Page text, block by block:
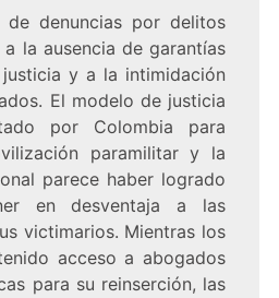
de denuncias por delitos
a la ausencia de garantías
y a la intimidación
El modelo de justicia
por Colombia para
paramilitar y la
parece haber logrado
en desventaja a las
victimarios. Mientras los
acceso a abogados
para su reinserción, las